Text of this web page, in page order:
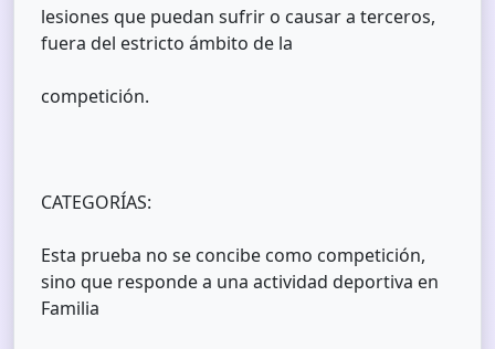
lesiones que puedan sufrir o causar a terceros,
fuera del estricto ámbito de la
competición.
CATEGORÍAS:
Esta prueba no se concibe como competición,
sino que responde a una actividad deportiva en
Familia